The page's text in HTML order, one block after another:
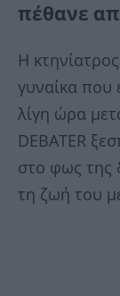
πέθανε
Η
γυναίκα που
λίγη ώρα
DEBATER
στο φως της
τη ζωή του